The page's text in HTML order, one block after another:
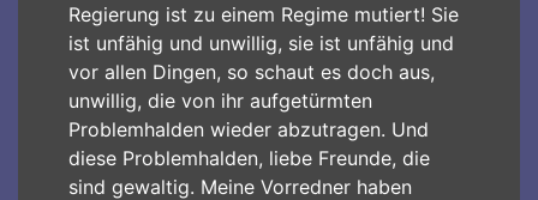
Regierung ist zu einem Regime mutiert! Sie
ist unfähig und unwillig, sie ist unfähig und
vor allen Dingen, so schaut es doch aus,
unwillig, die von ihr aufgetürmten
Problemhalden wieder abzutragen. Und
diese Problemhalden, liebe Freunde, die
sind gewaltig. Meine Vorredner haben